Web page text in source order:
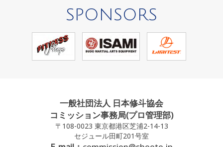
SPONSORS
一般社団法人 日本修斗協会
コミッション事務局(プロ管理部)
〒108-0023 東京都港区芝浦2-14-13
セジュール田町201号室